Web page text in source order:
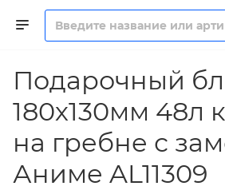
Подарочный
180х130мм 48л
на гребне с
Аниме AL11309